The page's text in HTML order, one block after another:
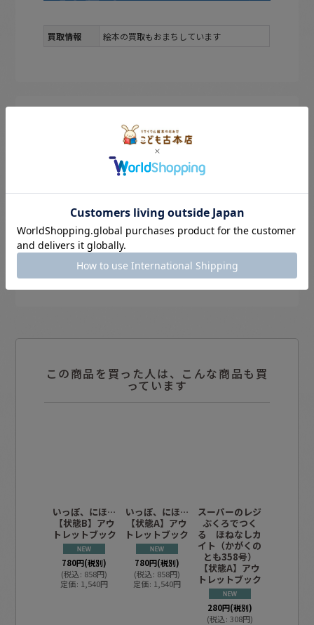
買取情報 絵本の買取もおまちしています
この商品を買った人は、こんな商品も買
っています
いっぽ、にほ…
【状態B】アウ
トレットブック
780円(税別)
(税込: 858円)
定価: 1,540円
いっぽ、にほ…
【状態A】アウ
トレットブック
780円(税別)
(税込: 858円)
定価: 1,540円
スーパーのレジ
ぶくろでつく
る ほねなしカ
イト（かがくの
とも358号）
【状態A】アウ
トレットブック
280円(税別)
(税込: 308円)